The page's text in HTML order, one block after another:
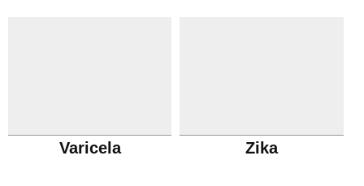
Varicela Zika